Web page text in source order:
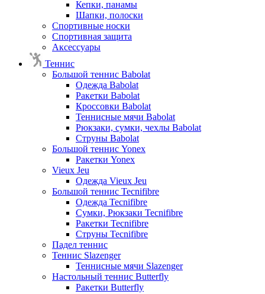
Кепки, панамы
Шапки, полоски
Спортивные носки
Спортивная защита
Аксессуары
Теннис
Большой теннис Babolat
Одежда Babolat
Ракетки Babolat
Кроссовки Babolat
Теннисные мячи Babolat
Рюкзаки, сумки, чехлы Babolat
Струны Babolat
Большой теннис Yonex
Ракетки Yonex
Vieux Jeu
Одежда Vieux Jeu
Большой теннис Tecnifibre
Одежда Tecnifibre
Сумки, Рюкзаки Tecnifibre
Ракетки Tecnifibre
Струны Tecnifibre
Падел теннис
Теннис Slazenger
Теннисные мячи Slazenger
Настольный теннис Butterfly
Ракетки Butterfly